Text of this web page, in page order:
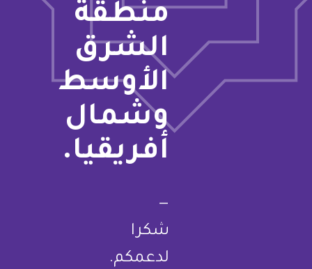
منطقة
الشرق
الأوسط
وشمال
أفريقيا.
—
شكرا
لدعمكم.